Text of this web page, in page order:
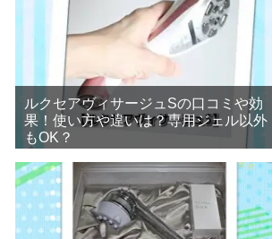
ルクセアヴィサージュSの口コミや効
果！使い方や違いは？専用ジェル以外
もOK？